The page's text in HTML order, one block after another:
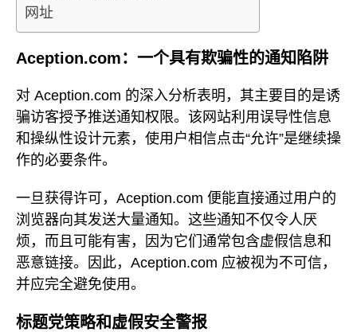
网址
Aception.com：一个具有欺骗性的通知陷阱
对 Aception.com 的深入分析表明，其主要目的是诱
骗访客授予推送通知权限。该网站利用误导性信息
和操纵性设计元素，使用户相信点击“允许”是继续操
作的必要条件。
一旦获得许可，Aception.com 便能直接通过用户的
浏览器向其发送大量通知。这些通知不仅令人厌
烦，而且可能有害，因为它们通常包含虚假信息和
恶意链接。因此，Aception.com 应被视为不可信，
并应完全避免使用。
标题党策略和虚假安全警报